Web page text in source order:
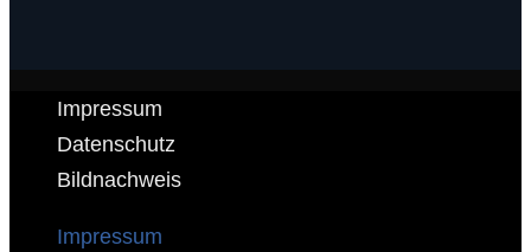
Impressum
Datenschutz
Bildnachweis
Impressum